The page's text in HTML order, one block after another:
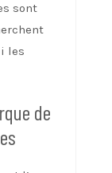
sont
les
de